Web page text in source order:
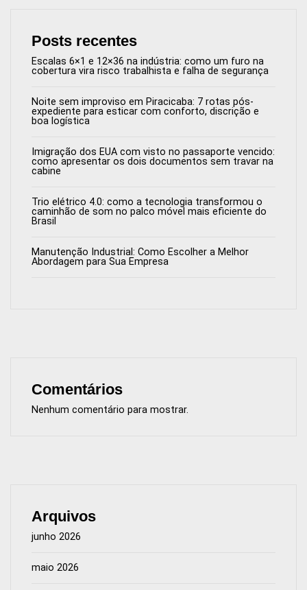
Posts recentes
Escalas 6×1 e 12×36 na indústria: como um furo na
cobertura vira risco trabalhista e falha de segurança
Noite sem improviso em Piracicaba: 7 rotas pós-
expediente para esticar com conforto, discrição e
boa logística
Imigração dos EUA com visto no passaporte vencido:
como apresentar os dois documentos sem travar na
cabine
Trio elétrico 4.0: como a tecnologia transformou o
caminhão de som no palco móvel mais eficiente do
Brasil
Manutenção Industrial: Como Escolher a Melhor
Abordagem para Sua Empresa
Comentários
Nenhum comentário para mostrar.
Arquivos
junho 2026
maio 2026